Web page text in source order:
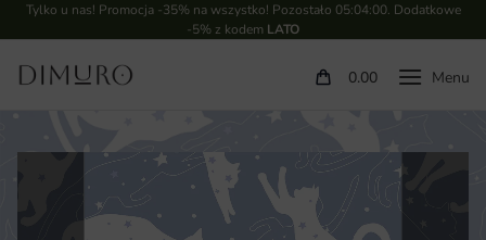
Tylko u nas! Promocja -35% na wszystko! Pozostało 05:04:00. Dodatkowe
-5% z kodem LATO
0.00